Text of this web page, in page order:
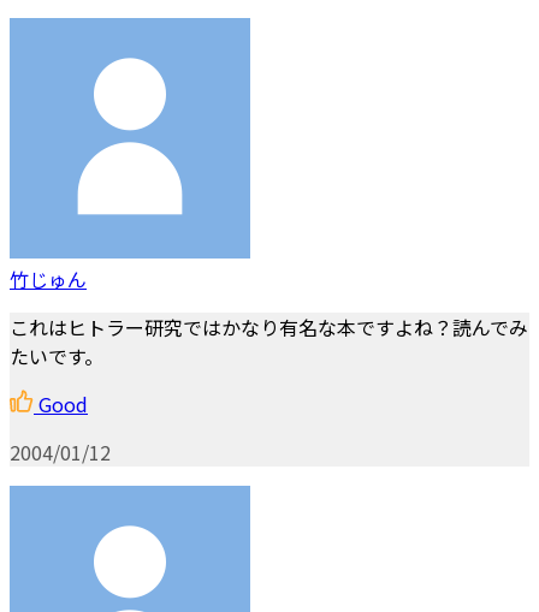
竹じゅん
これはヒトラー研究ではかなり有名な本ですよね？読んでみ
たいです。
Good
2004/01/12